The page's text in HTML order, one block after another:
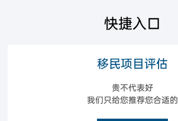
快捷入口
移民项目评估
贵不代表好
我们只给您推荐您合适的